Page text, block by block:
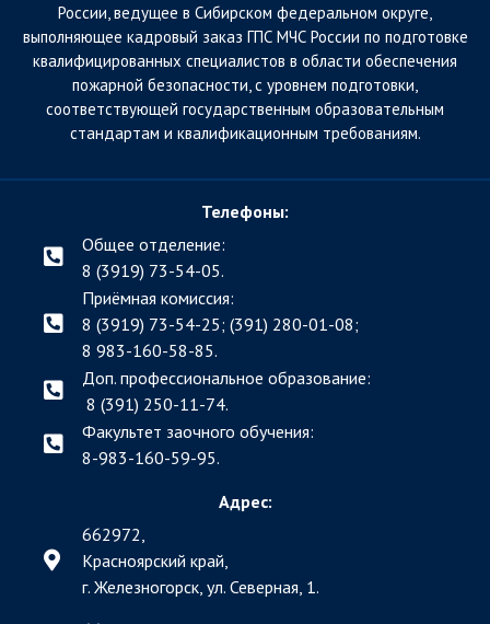
России, ведущее в Сибирском федеральном округе,
выполняющее кадровый заказ ГПС МЧС России по подготовке
квалифицированных специалистов в области обеспечения
пожарной безопасности, с уровнем подготовки,
соответствующей государственным образовательным
стандартам и квалификационным требованиям.
Телефоны:
Общее отделение:
8 (3919) 73-54-05.
Приёмная комиссия:
8 (3919) 73-54-25; (391) 280-01-08;
8 983-160-58-85.
Доп. профессиональное образование:
8 (391) 250-11-74.
Факультет заочного обучения:
8-983-160-59-95.
Адрес:
662972,
Красноярский край,
г. Железногорск, ул. Северная, 1.